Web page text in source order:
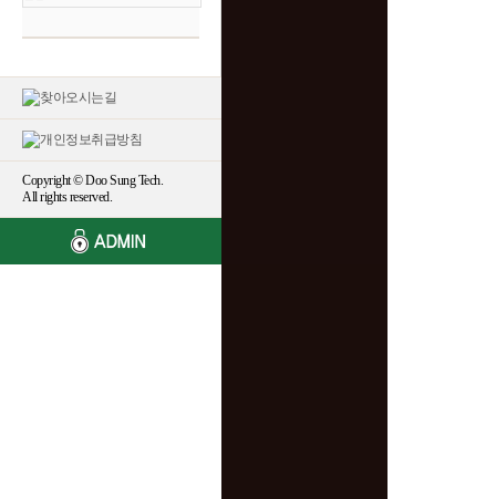
Copyright © Doo Sung Tech.
All rights reserved.